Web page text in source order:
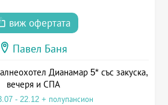
виж офертата
Павел Баня
Дианамар 5* със закуска,
вечеря и СПА
- 22.12 + полупансион